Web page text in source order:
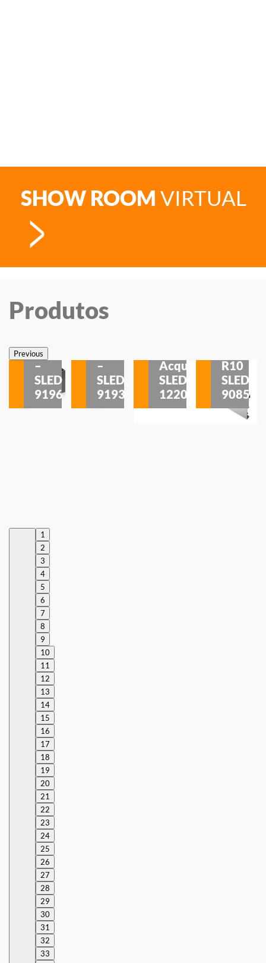
SHOW ROOM VIRTUAL
Produtos
PreviousSobrepor
–
SLED
9196
–
SLED
9193
Acqua
SLED
1220
R10
SLED
9085
1
2
3
4
5
6
7
8
9
10
11
12
13
14
15
16
17
18
19
20
21
22
23
24
25
26
27
28
29
30
31
32
33